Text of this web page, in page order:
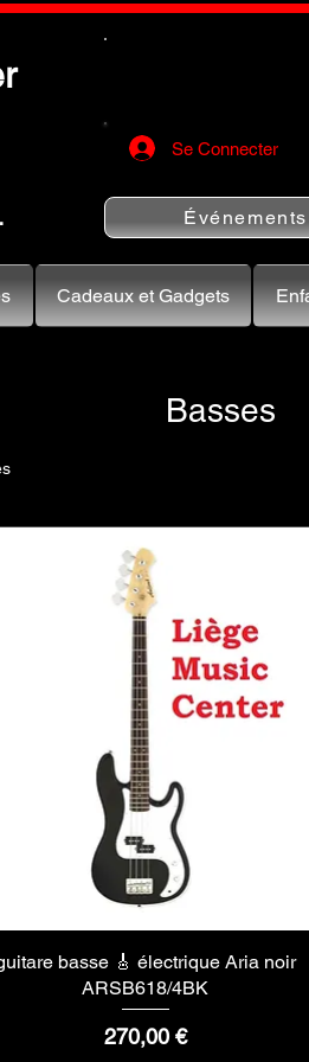
Se Connecter
Événements
Basses
Aperçu rapide
basse 🎸 électrique Aria noir
ARSB618/4BK
Prix
270,00 €
Cadeaux et Gadgets